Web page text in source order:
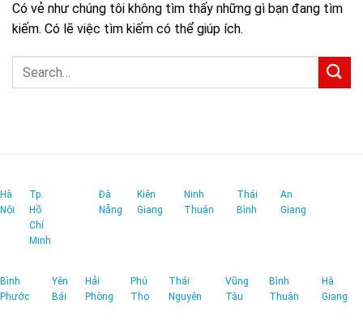
Có vẻ như chúng tôi không tìm thấy những gì bạn đang tìm
kiếm. Có lẽ việc tìm kiếm có thể giúp ích.
Hà
Nội
Tp.
Hồ
Chí
Minh
Đà
Nẵng
Kiên
Giang
Ninh
Thuận
Thái
Bình
An
Giang
Bình
Phước
Yên
Bái
Hải
Phòng
Phú
Thọ
Thái
Nguyên
Vũng
Tàu
Bình
Thuận
Hà
Giang